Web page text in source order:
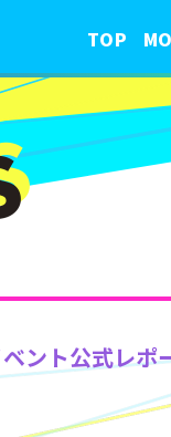
TOP
ント公式レポ